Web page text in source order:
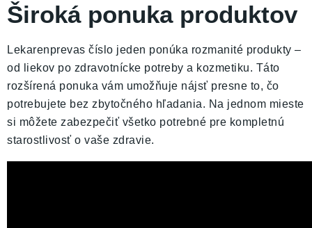
Široká ponuka produktov
Lekarenprevas číslo jeden ponúka rozmanité produkty –
od liekov po zdravotnícke potreby a kozmetiku. Táto
rozšírená ponuka vám umožňuje nájsť presne to, čo
potrebujete bez zbytočného hľadania. Na jednom mieste
si môžete zabezpečiť všetko potrebné pre kompletnú
starostlivosť o vaše zdravie.